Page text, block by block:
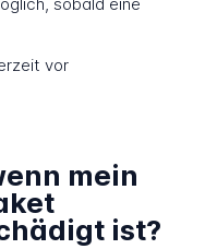
vor
mein
ist?